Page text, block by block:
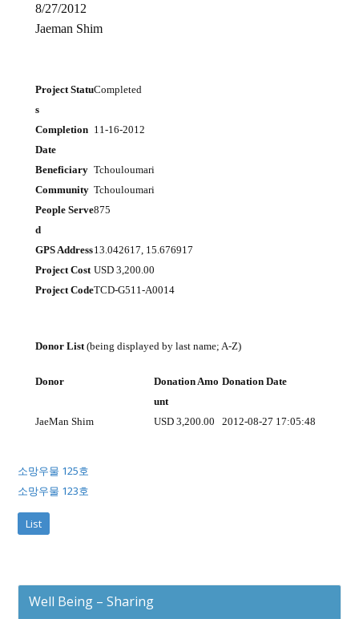
8/27/2012
Jaeman Shim
Project Statu
s
Completed
Completion
Date
11-16-2012
Beneficiary Tchouloumari
Community Tchouloumari
People Serve
d
875
GPS Address13.042617, 15.676917
Project Cost USD 3,200.00
Project CodeTCD-G511-A0014
Donor List (being displayed by last name; A-Z)
Donor
Donation Amo
unt
Donation Date
JaeMan Shim USD 3,200.00 2012-08-27 17:05:48
소망우물 125호
소망우물 123호
List
Well Being – Sharing